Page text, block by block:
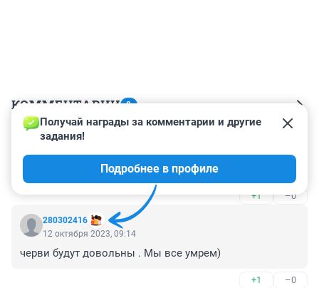
КОММЕНТАРИИ 8
Гость
Это даже не смешно
+1 –0
280302416
Получай награды за комментарии и другие
задания!
Подробнее в профиле
12 октября 2023, 09:14
черви будут довольны . Мы все умрем)
+1 –0